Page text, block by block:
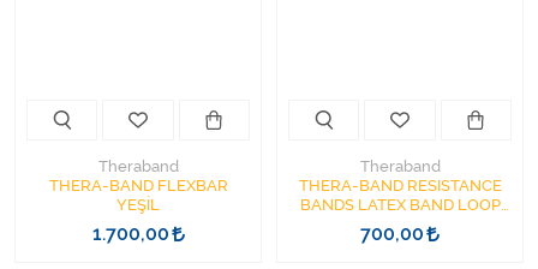
Theraband
THERA-BAND FLEXBAR
YEŞİL
1.700,00
Theraband
THERA-BAND RESISTANCE
BANDS LATEX BAND LOOP
30.5 CM-KIRMIZI
700,00